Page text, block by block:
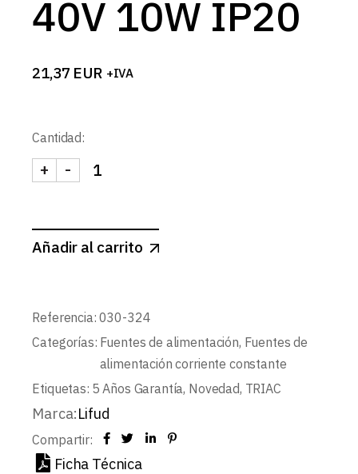
40V 10W IP20
21,37 EUR +IVA
Cantidad:
FUENTE CORRIENTE CONSTANTE TRIAC
-
+
Añadir al carrito
Referencia: 030-324
Categorías: Fuentes de alimentación, Fuentes de
alimentación corriente constante
Etiquetas: 5 Años Garantía, Novedad, TRIAC
Marca:Lifud
Compartir:
Ficha Técnica